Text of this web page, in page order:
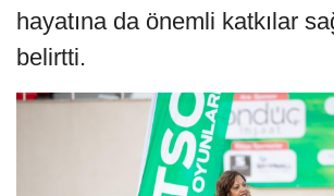
hayatına da önemli katkılar
belirtti.